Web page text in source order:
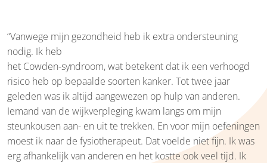
“Vanwege mijn gezondheid heb ik extra ondersteuning
nodig. Ik heb
het Cowden-syndroom, wat betekent dat ik een verhoogd
risico heb op bepaalde soorten kanker. Tot twee jaar
geleden was ik altijd aangewezen op hulp van anderen.
Iemand van de wijkverpleging kwam langs om mijn
steunkousen aan- en uit te trekken. En voor mijn oefeningen
moest ik naar de fysiotherapeut. Dat voelde niet fijn. Ik was
erg afhankelijk van anderen en het kostte ook veel tijd. Ik